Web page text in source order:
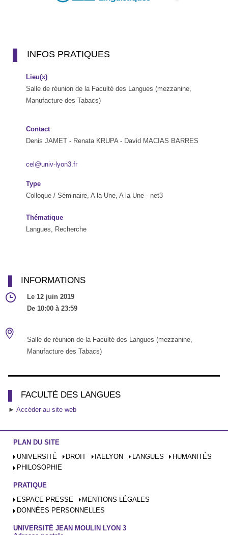
INFOS PRATIQUES
Lieu(x)
Salle de réunion de la Faculté des Langues (mezzanine,
Manufacture des Tabacs)
Contact
Denis JAMET - Renata KRUPA - David MACIAS BARRES
cel@univ-lyon3.fr
Type
Colloque / Séminaire, A la Une, A la Une - net3
Thématique
Langues, Recherche
INFORMATIONS
Le 12 juin 2019
De 10:00 à 23:59
Salle de réunion de la Faculté des Langues (mezzanine,
Manufacture des Tabacs)
FACULTÉ DES LANGUES
► Accéder au site web
PLAN DU SITE
UNIVERSITÉ
DROIT IAELYON LANGUES
HUMANITÉS
PHILOSOPHIE
PRATIQUE
ESPACE PRESSE
MENTIONS LÉGALES
DONNÉES PERSONNELLES
UNIVERSITÉ JEAN MOULIN LYON 3